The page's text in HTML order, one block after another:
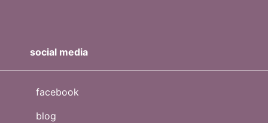
social media
facebook
blog